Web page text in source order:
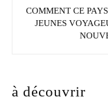
COMMENT CE
JEUNES
à découvrir